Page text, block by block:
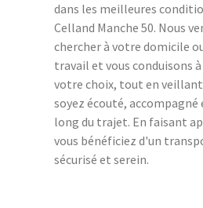
dans les meilleures
Celland Manche 50. Nous
chercher à votre domicile
travail et vous conduisons
votre choix, tout en veillant
soyez écouté,
long du trajet. En faisant
vous bénéficiez d'un
sécurisé et serein.